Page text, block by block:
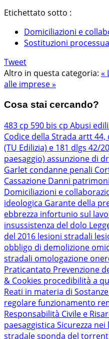
Etichettato sotto :
Domiciliazioni e
Sostituzioni
Tweet
Altro in questa categoria: «
alle imprese »
Cosa stai cercando?
483 cp 590 bis cp Abusi
Codice della Strada artt 44,
(TU Edilizia) e 181 dlgs 42/
paesaggio) assunzione di
Garlet condanne penali
Cassazione Danni
Domiciliazioni e
ideologica Garante della
ebbrezza infortunio sul
insussistenza del dolo
del 2016 lesioni stradali
obbligo di demolizione
stradali omologazione
Praticantato Prevenzione
& Cookies procedibilità a
Reati in materia di
regolare funzionamento
Responsabilità Civile e
paesaggistica Sicurezza
stradalesponda del